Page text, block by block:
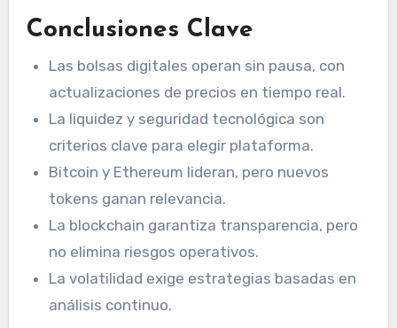
Conclusiones Clave
Las bolsas digitales operan sin pausa, con
actualizaciones de precios en tiempo real.
La liquidez y seguridad tecnológica son
criterios clave para elegir plataforma.
Bitcoin y Ethereum lideran, pero nuevos
tokens ganan relevancia.
La blockchain garantiza transparencia, pero
no elimina riesgos operativos.
La volatilidad exige estrategias basadas en
análisis continuo.